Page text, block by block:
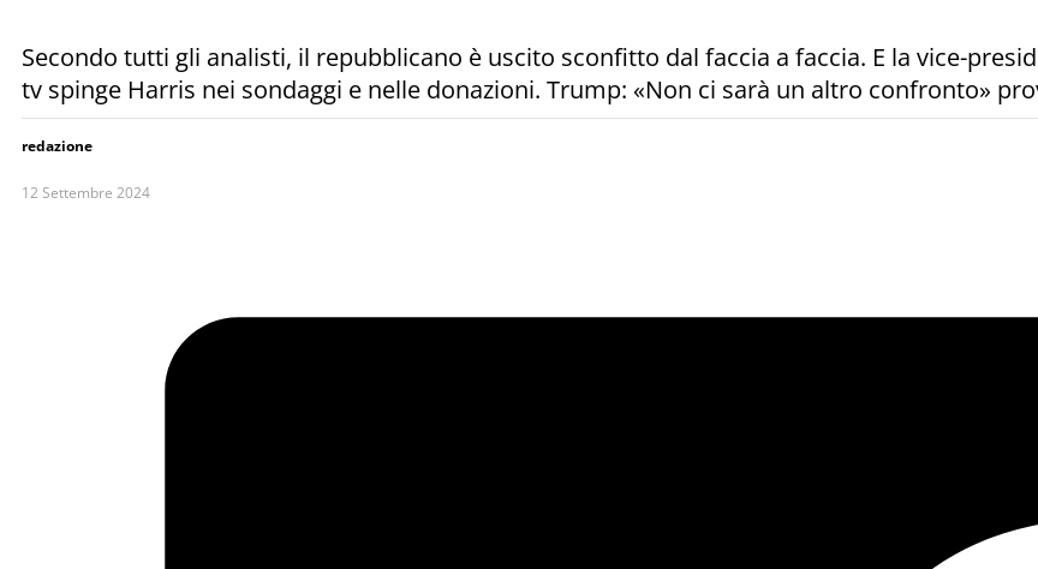
Secondo tutti gli analisti, il repubblicano è uscito sconfitto dal faccia a faccia. E la vice-
tv spinge Harris nei sondaggi e nelle donazioni. Trump: «Non ci sarà un altro confronto»
redazione
12 Settembre 2024